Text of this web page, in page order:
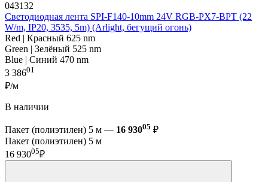
043132
Светодиодная лента SPI-F140-10mm 24V RGB-PX7-BPT (22
W/m, IP20, 3535, 5m) (Arlight, бегущий огонь)
Red | Красный 625 nm
Green | Зелёный 525 nm
Blue | Синий 470 nm
3 38601
₽/м
В наличии
Пакет (полиэтилен) 5 м — 16 93005 ₽
Пакет (полиэтилен) 5 м
16 93005₽